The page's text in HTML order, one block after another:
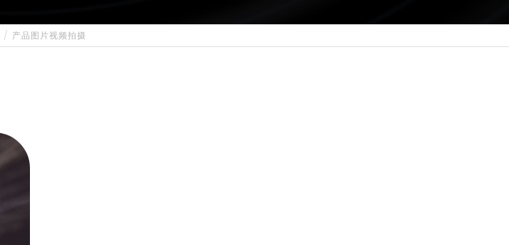
产品图片视频拍摄